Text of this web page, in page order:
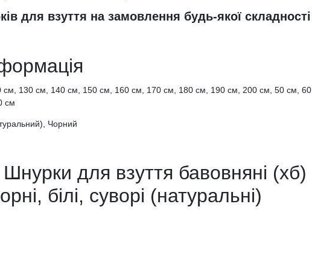
для взуття на замовлення будь-якої складності
см, 130 см, 140 см, 150 см, 160 см, 170 см, 180 см, 190 см, 200 см, 50 см, 60
см
Чорний
Шнурки для взуття бавовняні (хб)
білі, суворі (натуральні)